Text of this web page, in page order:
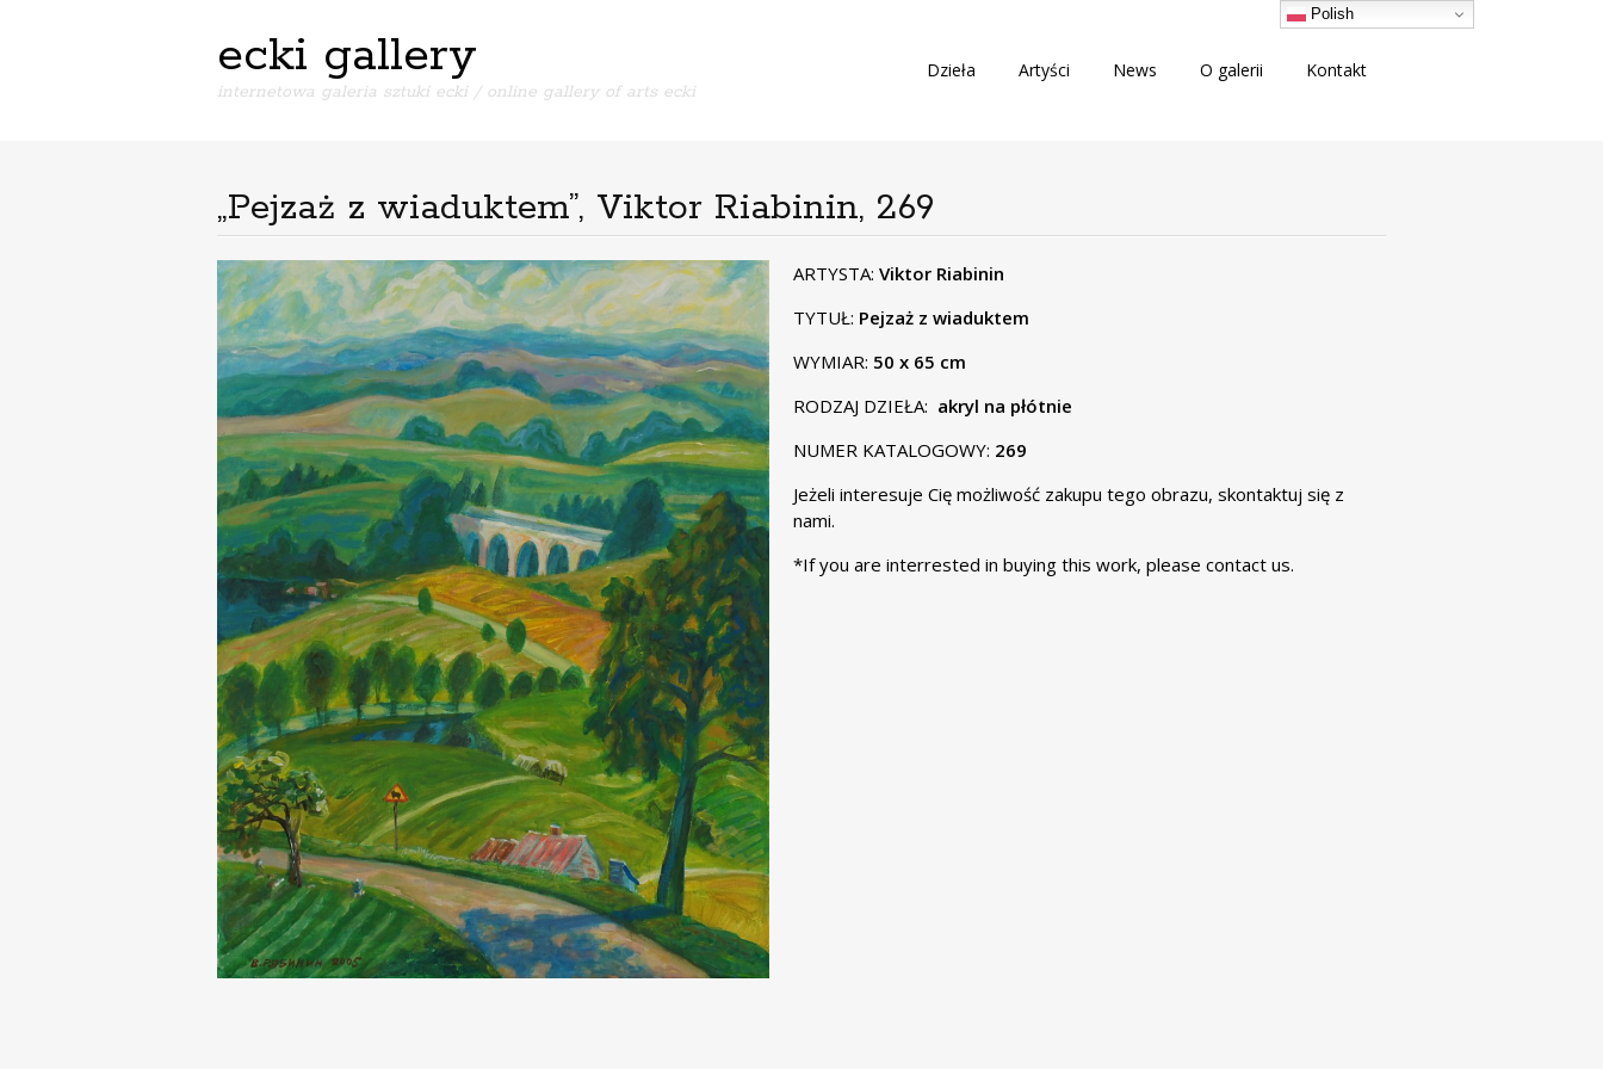
ecki gallery
internetowa galeria sztuki ecki / online gallery of arts ecki
S
o
c
n
e
t
Dzieła Artyści News O galerii Kontakt
„Pejzaż z wiaduktem”, Viktor Riabinin, 269
ARTYSTA: Viktor Riabinin
TYTUŁ: Pejzaż z wiaduktem
WYMIAR: 50 x 65 cm
RODZAJ DZIEŁA: akryl na płótnie
NUMER KATALOGOWY: 269
Jeżeli interesuje Cię możliwość zakupu tego obrazu, skontaktuj się z
nami.
*If you are interrested in buying this work, please contact us.
Polish